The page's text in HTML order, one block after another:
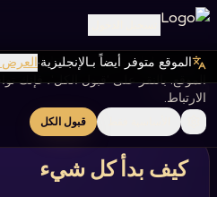
الموقع متوفر أيضاً بـالإنجليزية·العرض
نستخدم ملفات تعريف الارتباط لتحسين
الموقع. بالنقر على 'قبول الكل'، فإنك
الارتباط.
قبول الكل
قصتنا
كيف بدأ كل شيء